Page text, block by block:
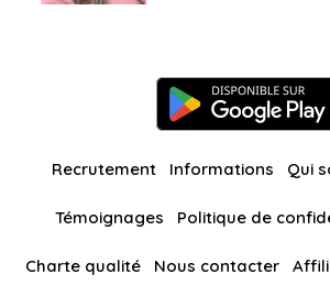
Recrutement Informations Qui
Témoignages Politique de
Charte qualité Nous contacter